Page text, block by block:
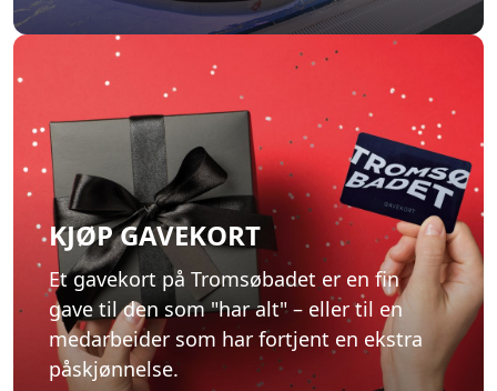
KJØP GAVEKORT
Et gavekort på Tromsøbadet er en fin
gave til den som "har alt" – eller til en
medarbeider som har fortjent en ekstra
påskjønnelse.